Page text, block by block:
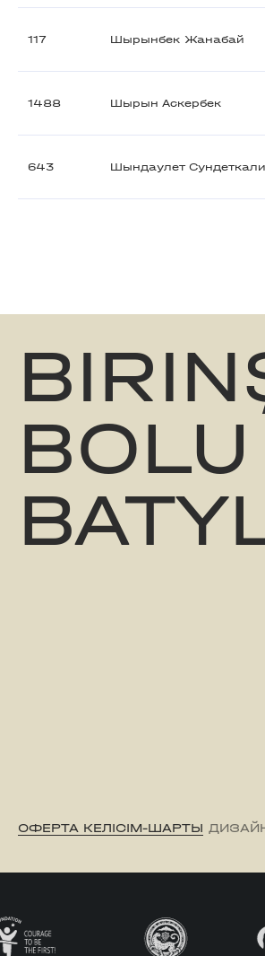
117 Шырынбек Жанабай
1488 Шырын Аскербек
643 Шындаулет
BOLU
ОФЕРТА КЕЛІСІМ-ШАРТЫ ДИЗАЙН